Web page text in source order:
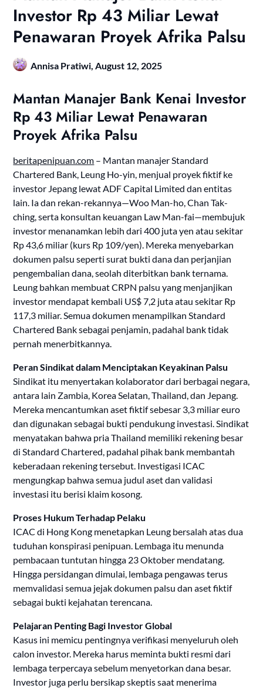
Investor Rp 43 Miliar Lewat
Penawaran Proyek Afrika Palsu
Annisa Pratiwi, August 12, 2025
Mantan Manajer Bank Kenai Investor
Rp 43 Miliar Lewat Penawaran
Proyek Afrika Palsu
beritapenipuan.com – Mantan manajer Standard
Chartered Bank, Leung Ho-yin, menjual proyek fiktif ke
investor Jepang lewat ADF Capital Limited dan entitas
lain. Ia dan rekan-rekannya—Woo Man-ho, Chan Tak-
ching, serta konsultan keuangan Law Man-fai—membujuk
investor menanamkan lebih dari 400 juta yen atau sekitar
Rp 43,6 miliar (kurs Rp 109/yen). Mereka menyebarkan
dokumen palsu seperti surat bukti dana dan perjanjian
pengembalian dana, seolah diterbitkan bank ternama.
Leung bahkan membuat CRPN palsu yang menjanjikan
investor mendapat kembali US$ 7,2 juta atau sekitar Rp
117,3 miliar. Semua dokumen menampilkan Standard
Chartered Bank sebagai penjamin, padahal bank tidak
pernah menerbitkannya.
Peran Sindikat dalam Menciptakan Keyakinan Palsu
Sindikat itu menyertakan kolaborator dari berbagai negara,
antara lain Zambia, Korea Selatan, Thailand, dan Jepang.
Mereka mencantumkan aset fiktif sebesar 3,3 miliar euro
dan digunakan sebagai bukti pendukung investasi. Sindikat
menyatakan bahwa pria Thailand memiliki rekening besar
di Standard Chartered, padahal pihak bank membantah
keberadaan rekening tersebut. Investigasi ICAC
mengungkap bahwa semua judul aset dan validasi
investasi itu berisi klaim kosong.
Proses Hukum Terhadap Pelaku
ICAC di Hong Kong menetapkan Leung bersalah atas dua
tuduhan konspirasi penipuan. Lembaga itu menunda
pembacaan tuntutan hingga 23 Oktober mendatang.
Hingga persidangan dimulai, lembaga pengawas terus
memvalidasi semua jejak dokumen palsu dan aset fiktif
sebagai bukti kejahatan terencana.
Pelajaran Penting Bagi Investor Global
Kasus ini memicu pentingnya verifikasi menyeluruh oleh
calon investor. Mereka harus meminta bukti resmi dari
lembaga terpercaya sebelum menyetorkan dana besar.
Investor juga perlu bersikap skeptis saat menerima